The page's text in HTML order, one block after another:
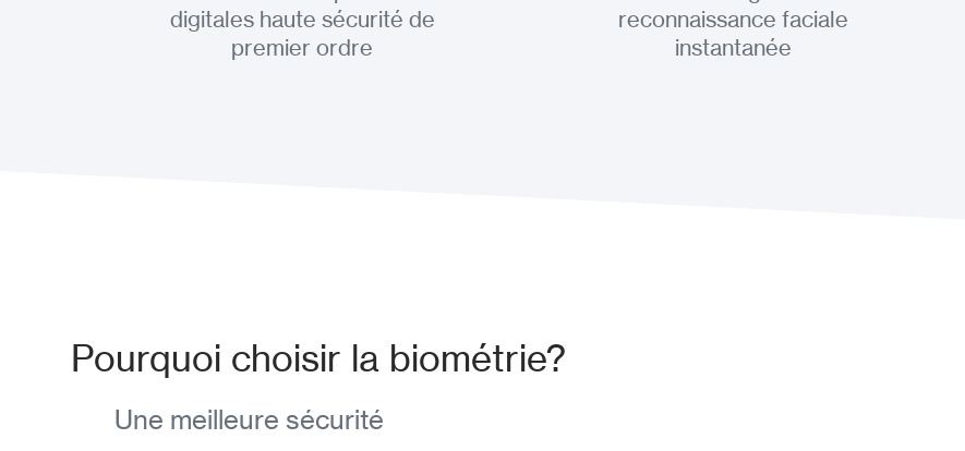
digitales haute sécurité de
premier ordre
reconnaissance faciale
instantanée
Pourquoi choisir la biométrie?
Une meilleure sécurité